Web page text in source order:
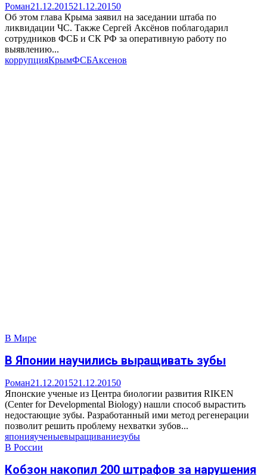
Роман21.12.201521.12.20150
Об этом глава Крыма заявил на заседании штаба по
ликвидации ЧС. Также Сергей Аксёнов поблагодарил
сотрудников ФСБ и СК РФ за оперативную работу по
выявлению...
коррупцияКрымФСБАксенов
В Мире
В Японии научились выращивать зубы
Роман21.12.201521.12.20150
Японские ученые из Центра биологии развития RIKEN
(Center for Developmental Biology) нашли способ вырастить
недостающие зубы. Разработанный ими метод регенерации
позволит решить проблему нехватки зубов...
японияученыевыращиваниезубы
В России
Кобзон накопил 200 штрафов за нарушения